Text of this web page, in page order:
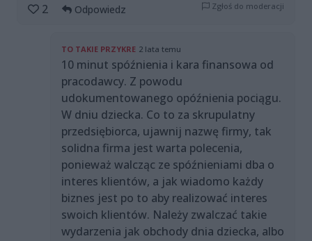
2
Odpowiedz Zgłoś do moderacji
TO TAKIE PRZYKRE 2 lata temu
10 minut spóźnienia i kara finansowa od
pracodawcy. Z powodu
udokumentowanego opóźnienia pociągu.
W dniu dziecka. Co to za skrupulatny
przedsiębiorca, ujawnij nazwę firmy, tak
solidna firma jest warta polecenia,
ponieważ walcząc ze spóźnieniami dba o
interes klientów, a jak wiadomo każdy
biznes jest po to aby realizować interes
swoich klientów. Należy zwalczać takie
wydarzenia jak obchody dnia dziecka, albo